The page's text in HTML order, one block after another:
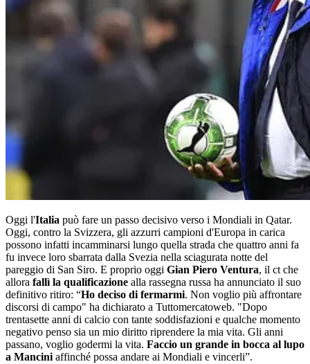
Oggi l'Italia può fare un passo decisivo verso i Mondiali in Qatar.
Oggi, contro la Svizzera, gli azzurri campioni d'Europa in carica
possono infatti incamminarsi lungo quella strada che quattro anni fa
fu invece loro sbarrata dalla Svezia nella sciagurata notte del
pareggio di San Siro. E proprio oggi Gian Piero Ventura, il ct che
allora fallì la qualificazione alla rassegna russa ha annunciato il suo
definitivo ritiro: “Ho deciso di fermarmi. Non voglio più affrontare
discorsi di campo" ha dichiarato a Tuttomercatoweb. "Dopo
trentasette anni di calcio con tante soddisfazioni e qualche momento
negativo penso sia un mio diritto riprendere la mia vita. Gli anni
passano, voglio godermi la vita. Faccio un grande in bocca al lupo
a Mancini affinché possa andare ai Mondiali e vincerli”.